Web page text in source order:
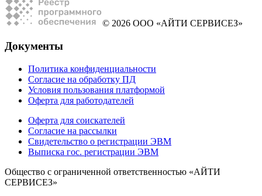
© 2026 ООО «АЙТИ СЕРВИСЕЗ»
Документы
Политика конфиденциальности
Согласие на обработку ПД
Условия пользования платформой
Оферта для работодателей
Оферта для соискателей
Согласие на рассылки
Свидетельство о регистрации ЭВМ
Выписка гос. регистрации ЭВМ
Общество с ограниченной ответственностью «АЙТИ
СЕРВИСЕЗ»